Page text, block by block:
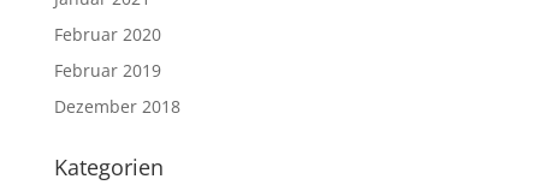
Februar 2020
Februar 2019
Dezember 2018
Kategorien